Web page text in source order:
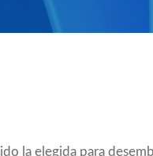
la elegida para